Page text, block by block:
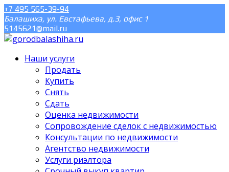
+7 495 565-39-94
Балашиха, ул. Евстафьева, д.3, офис 1
5145621@mail.ru
Наши услуги
Продать
Купить
Снять
Сдать
Оценка недвижимости
Сопровождение сделок с недвижимостью
Консультации по недвижимости
Агентство недвижимости
Услуги риэлтора